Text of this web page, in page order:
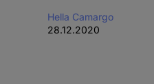
Hella Camargo
28.12.2020